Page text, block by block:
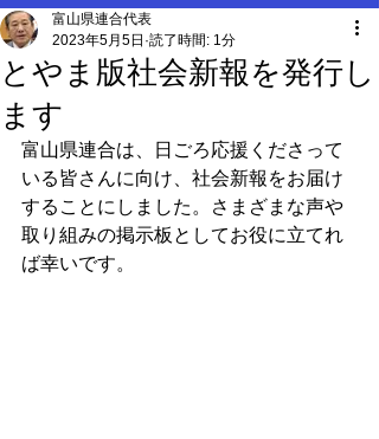
とやま版社会新報を発行し
ます
富山県連合代表
2023年5月5日 読了時間: 1分
富山県連合は、日ごろ応援くださって
いる皆さんに向け、社会新報をお届け
することにしました。さまざまな声や
取り組みの掲示板としてお役に立てれ
ば幸いです。